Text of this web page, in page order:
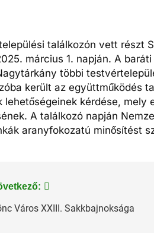
találkozón vett részt
március 1. napján. A
többi
került az együttműködés
kérdése, mely
A találkozó napján
aranyfokozatú minősítést
Város XXIII. Sakkbajnoksága